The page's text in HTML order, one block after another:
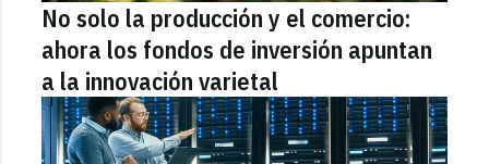
No solo la producción y el comercio:
ahora los fondos de inversión apuntan
a la innovación varietal